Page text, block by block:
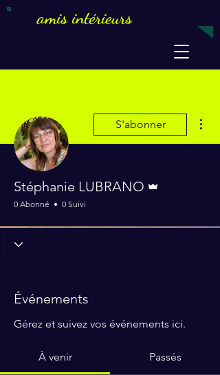
amis intérieurs
S'abonner
Stéphanie LUBRANO
0 Abonné 0 Suivi
Événements
Gérez et suivez vos événements ici.
À venir Passés